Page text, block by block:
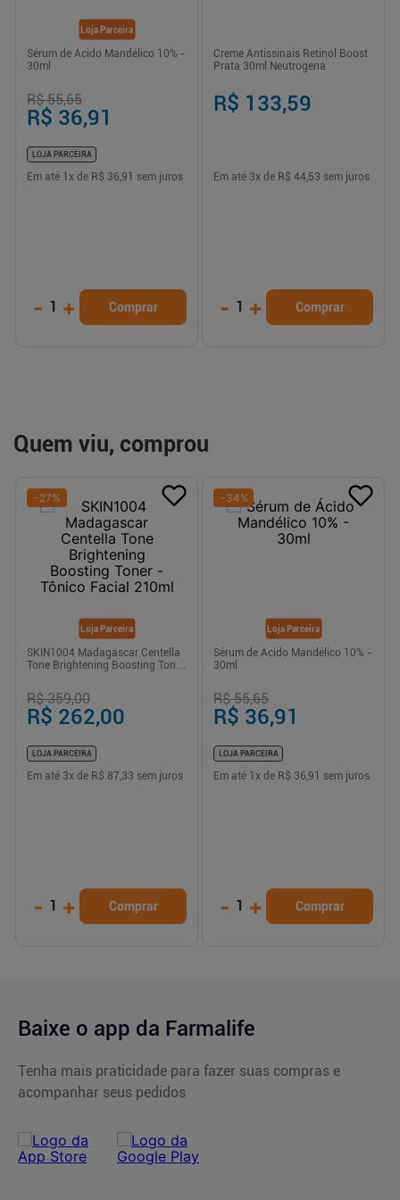
Loja Parceira
Sérum de Ácido Mandélico 10% -
30ml
R$ 55,65
R$ 36,91
LOJA PARCEIRA
Em até 1 x de R$ 36,91 sem juros
- 1 + Comprar
Creme Antissinais Retinol Boost
Prata 30ml Neutrogena
R$ 133,59
Em até 3x de R$ 44,53 sem juros
- 1 + Comprar
Quem viu, comprou
Loja Parceira
-27%
SKIN1004 Madagascar Centella
Tone Brightening Boosting Toner
R$ 359,00
R$ 262,00
LOJA PARCEIRA
Em até 3x de R$ 87,33 sem juros
- 1 + Comprar
Loja Parceira
-34%
Sérum de Ácido Mandélico 10% -
30ml
R$ 55,65
R$ 36,91
LOJA PARCEIRA
Em até 1 x de R$ 36,91 sem juros
- 1 + Comprar
Baixe o app da Farmalife
Tenha mais praticidade para fazer suas compras e
acompanhar seus pedidos